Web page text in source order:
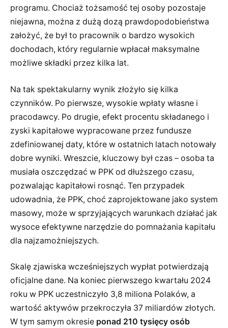
programu. Chociaż tożsamość tej osoby pozostaje
niejawna, można z dużą dozą prawdopodobieństwa
założyć, że był to pracownik o bardzo wysokich
dochodach, który regularnie wpłacał maksymalne
możliwe składki przez kilka lat.
Na tak spektakularny wynik złożyło się kilka
czynników. Po pierwsze, wysokie wpłaty własne i
pracodawcy. Po drugie, efekt procentu składanego i
zyski kapitałowe wypracowane przez fundusze
zdefiniowanej daty, które w ostatnich latach notowały
dobre wyniki. Wreszcie, kluczowy był czas – osoba ta
musiała oszczędzać w PPK od dłuższego czasu,
pozwalając kapitałowi rosnąć. Ten przypadek
udowadnia, że PPK, choć zaprojektowane jako system
masowy, może w sprzyjających warunkach działać jak
wysoce efektywne narzędzie do pomnażania kapitału
dla najzamożniejszych.
Skalę zjawiska wcześniejszych wypłat potwierdzają
oficjalne dane. Na koniec pierwszego kwartału 2024
roku w PPK uczestniczyło 3,8 miliona Polaków, a
wartość aktywów przekroczyła 37 miliardów złotych.
W tym samym okresie ponad 210 tysięcy osób